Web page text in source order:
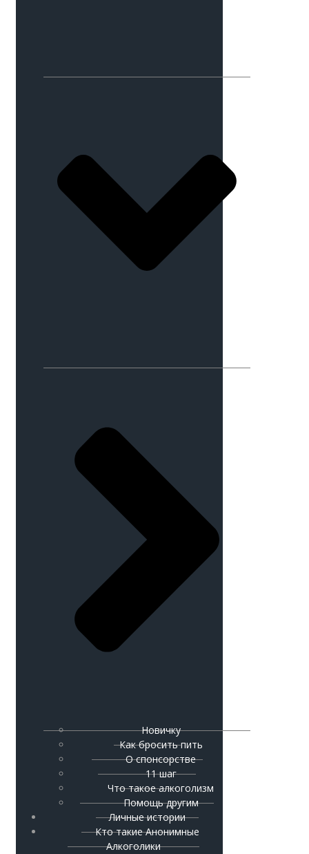
Новичку
Как бросить пить
О спонсорстве
11 шаг
Что такое алкоголизм
Помощь другим
Личные истории
Кто такие Анонимные
Алкоголики